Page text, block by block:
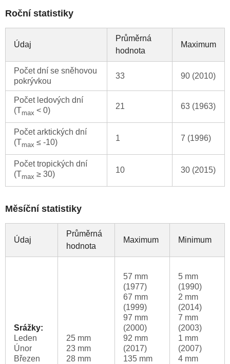
Roční statistiky
Údaj
Průměrná
hodnota
Maximum
Počet dní se sněhovou
pokrývkou
33 90 (2010)
Počet ledových dní
(Tmax < 0) 21 63 (1963)
Počet arktických dní
(Tmax ≤ -10) 1 7 (1996)
Počet tropických dní
(Tmax ≥ 30) 10 30 (2015)
Měsíční statistiky
Údaj
Průměrná
hodnota
Maximum Minimum
Srážky:
Leden
Únor
Březen
25 mm
23 mm
28 mm
57 mm
(1977)
67 mm
(1999)
97 mm
(2000)
92 mm
(2017)
135 mm
5 mm
(1990)
2 mm
(2014)
7 mm
(2003)
1 mm
(2007)
4 mm